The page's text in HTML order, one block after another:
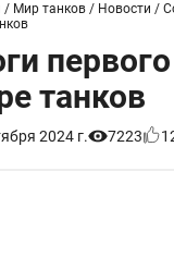
/ Мир танков / Новости /
танков
2024 г. 7223